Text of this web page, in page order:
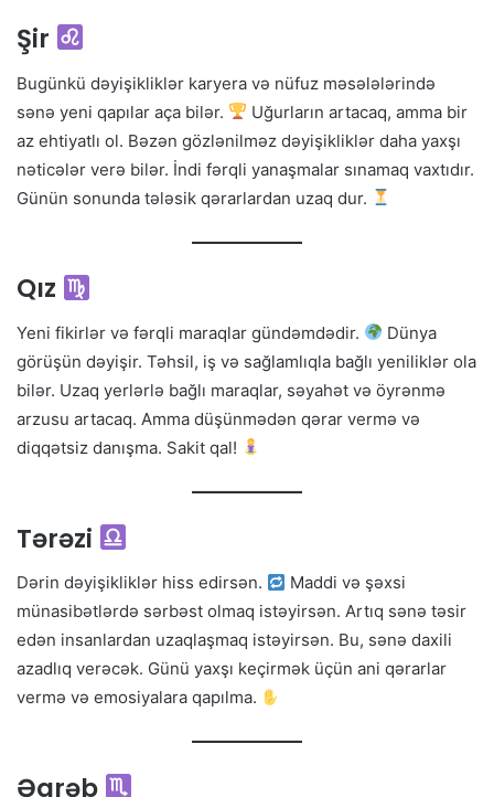
Şir
Bugünkü dəyişikliklər karyera və nüfuz məsələlərində
sənə yeni qapılar aça bilər.
Uğurların artacaq, amma bir
az ehtiyatlı ol. Bəzən gözlənilməz dəyişikliklər daha yaxşı
nəticələr verə bilər. İndi fərqli yanaşmalar sınamaq vaxtıdır.
Günün sonunda tələsik qərarlardan uzaq dur.
Qız
Yeni fikirlər və fərqli maraqlar gündəmdədir.
Dünya
görüşün dəyişir. Təhsil, iş və sağlamlıqla bağlı yeniliklər ola
bilər. Uzaq yerlərlə bağlı maraqlar, səyahət və öyrənmə
arzusu artacaq. Amma düşünmədən qərar vermə və
diqqətsiz danışma. Sakit qal!
Tərəzi
Dərin dəyişikliklər hiss edirsən.
Maddi və şəxsi
münasibətlərdə sərbəst olmaq istəyirsən. Artıq sənə təsir
edən insanlardan uzaqlaşmaq istəyirsən. Bu, sənə daxili
azadlıq verəcək. Günü yaxşı keçirmək üçün ani qərarlar
vermə və emosiyalara qapılma.
Əqrəb